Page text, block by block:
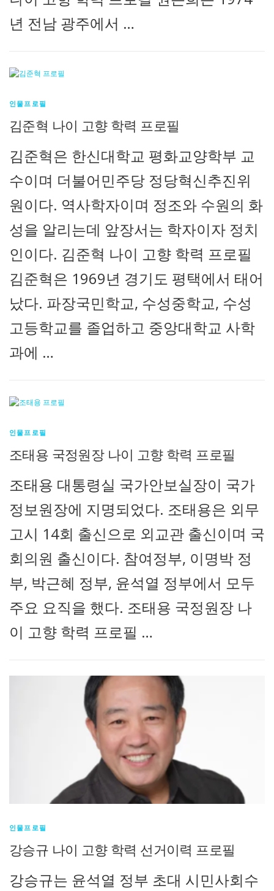
년 전남 광주에서 …
인물프로필
김준혁 나이 고향 학력 프로필
김준혁은 한신대학교 평화교양학부 교
수이며 더불어민주당 정당혁신추진위
원이다. 역사학자이며 정조와 수원의 화
성을 알리는데 앞장서는 학자이자 정치
인이다. 김준혁 나이 고향 학력 프로필
김준혁은 1969년 경기도 평택에서 태어
났다. 파장국민학교, 수성중학교, 수성
고등학교를 졸업하고 중앙대학교 사학
과에 …
인물프로필
조태용 국정원장 나이 고향 학력 프로필
조태용 대통령실 국가안보실장이 국가
정보원장에 지명되었다. 조태용은 외무
고시 14회 출신으로 외교관 출신이며 국
회의원 출신이다. 참여정부, 이명박 정
부, 박근혜 정부, 윤석열 정부에서 모두
주요 요직을 했다. 조태용 국정원장 나
이 고향 학력 프로필 …
인물프로필
강승규 나이 고향 학력 선거이력 프로필
강승규는 윤석열 정부 초대 시민사회수